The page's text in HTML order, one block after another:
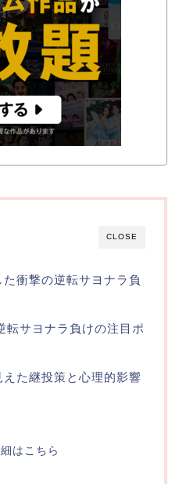
CLOSE
衝撃の逆転サヨナラ負
転サヨナラ負けの注目ポ
た継投策と心理的影響
はこちら